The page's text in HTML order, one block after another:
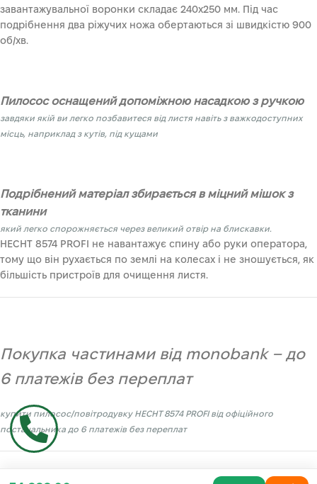
завантажувальної воронки складає 240х250 мм. Під час
подрібнення два ріжучих ножа обертаються зі швидкістю 900
об/хв.
Пилосос оснащений допоміжною насадкою з ручкою
завдяки якій ви легко позбавитеся від листя навіть з важкодоступних
місць, наприклад з кутів, під кущами
Подрібнений матеріал збирається в міцний мішок з
тканини
який легко спорожняється через великий отвір на блискавки.
HECHT 8574 PROFI не навантажує спину або руки оператора,
тому що він рухається по землі на колесах і не зношується, як
більшість пристроїв для очищення листя.
Покупка частинами від monobank – до
6 платежів без переплат
купити пилосос/повітродувку HECHT 8574 PROFI від офіційного
постачальника до 6 платежів без переплат